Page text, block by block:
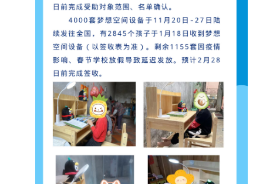
一盏为农村环境特殊定制可以从容应对停电的可
充电式护眼学习灯；
语音智能机器人
一台方便与异地父母微信交流的语音智能机器
人；
书籍
一本凝聚中国百年的伟大变迁，拓宽儿童视野的
好书《这里是中国2》。